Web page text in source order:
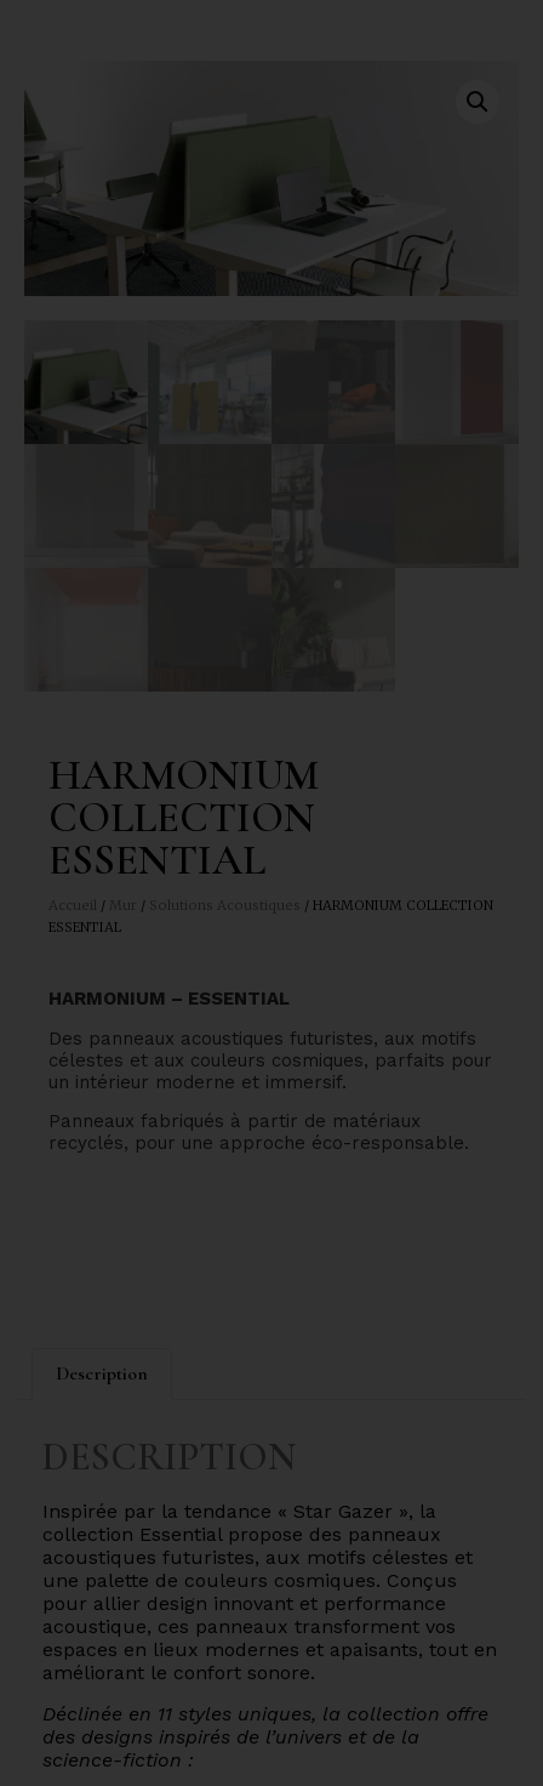
HARMONIUM
COLLECTION
ESSENTIAL
Accueil / Mur / Solutions Acoustiques / HARMONIUM COLLECTION
ESSENTIAL
HARMONIUM – ESSENTIAL
Des panneaux acoustiques futuristes, aux motifs
célestes et aux couleurs cosmiques, parfaits pour
un intérieur moderne et immersif.
Panneaux fabriqués à partir de matériaux
recyclés, pour une approche éco-responsable.
Description
DESCRIPTION
Inspirée par la tendance « Star Gazer », la
collection Essential propose des panneaux
acoustiques futuristes, aux motifs célestes et
une palette de couleurs cosmiques. Conçus
pour allier design innovant et performance
acoustique, ces panneaux transforment vos
espaces en lieux modernes et apaisants, tout en
améliorant le confort sonore.
Déclinée en 11 styles uniques, la collection offre
des designs inspirés de l’univers et de la
science-fiction :